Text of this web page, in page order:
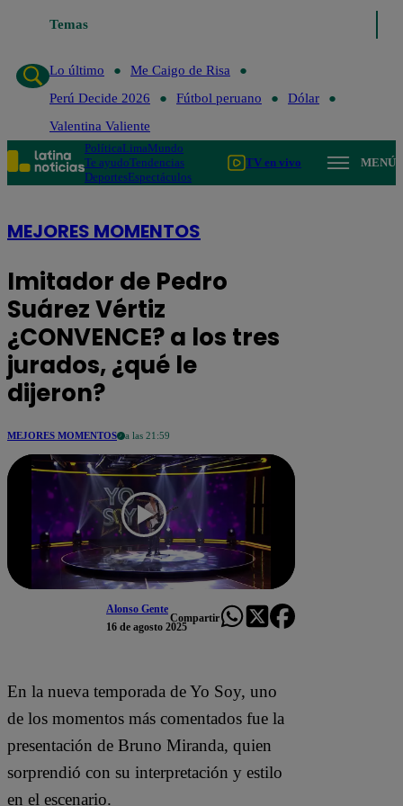
Temas
Lo último
Me Caigo de Risa
Perú Decide 2026
Fútbol peruano
Dólar
Valentina Valiente
PolíticaLimaMundo
Te ayudoTendencias
DeportesEspectáculos
TV en vivo MENÚ
MEJORES MOMENTOS
Imitador de Pedro
Suárez Vértiz
¿CONVENCE? a los tres
jurados, ¿qué le
dijeron?
MEJORES MOMENTOS a las 21:59
Alonso Gente
16 de agosto 2025
Compartir
En la nueva temporada de Yo Soy, uno
de los momentos más comentados fue la
presentación de Bruno Miranda, quien
sorprendió con su interpretación y estilo
en el escenario.